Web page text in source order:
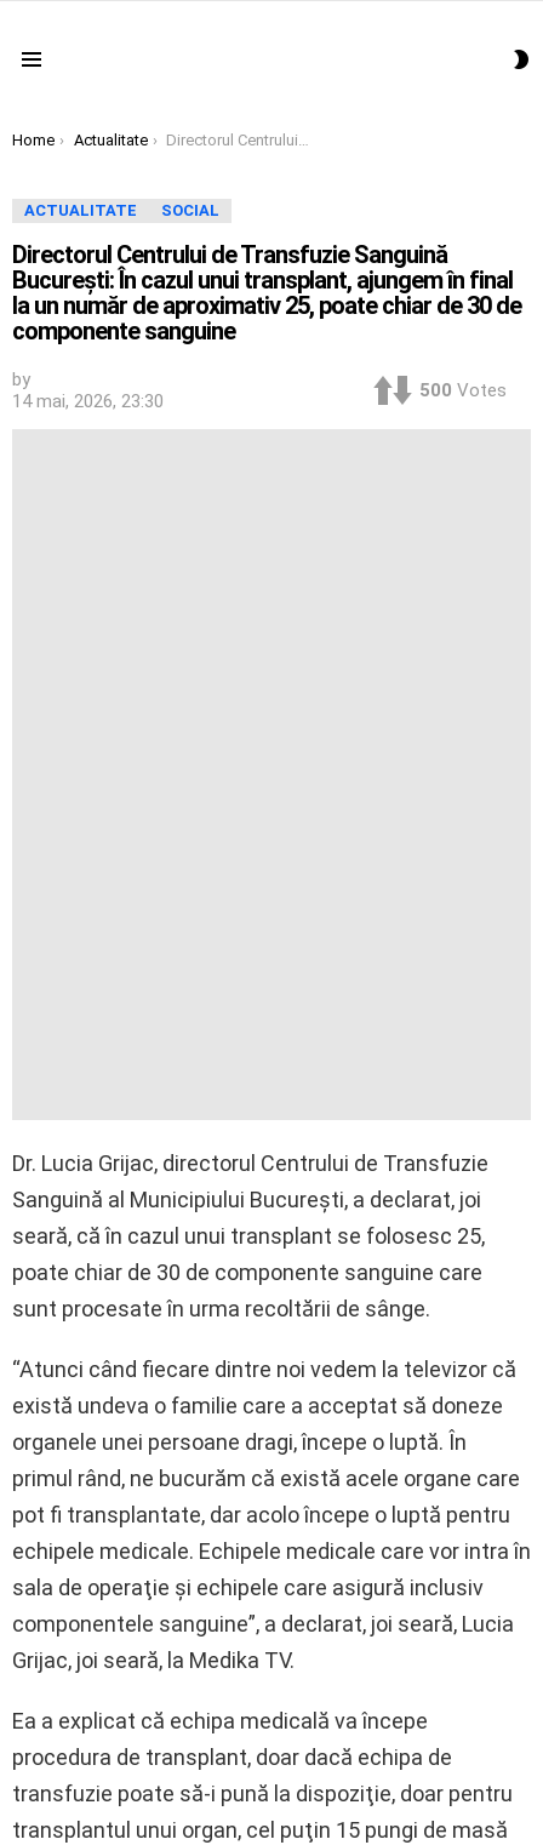
You are here:
Home Actualitate Directorul Centrului de Transfuzie Sanguină Bucureşti: În cazul unui transplant, ajungem în final la un număr de aproximativ 25, poate chiar de 30 de componente sanguine
ACTUALITATE SOCIAL
Directorul Centrului de Transfuzie Sanguină
Bucureşti: În cazul unui transplant, ajungem în final
la un număr de aproximativ 25, poate chiar de 30 de
componente sanguine
by
14 mai, 2026, 23:30
500 Votes
Dr. Lucia Grijac, directorul Centrului de Transfuzie
Sanguină al Municipiului Bucureşti, a declarat, joi
seară, că în cazul unui transplant se folosesc 25,
poate chiar de 30 de componente sanguine care
sunt procesate în urma recoltării de sânge.
“Atunci când fiecare dintre noi vedem la televizor că
există undeva o familie care a acceptat să doneze
organele unei persoane dragi, începe o luptă. În
primul rând, ne bucurăm că există acele organe care
pot fi transplantate, dar acolo începe o luptă pentru
echipele medicale. Echipele medicale care vor intra în
sala de operaţie şi echipele care asigură inclusiv
componentele sanguine”, a declarat, joi seară, Lucia
Grijac, joi seară, la Medika TV.
Ea a explicat că echipa medicală va începe
procedura de transplant, doar dacă echipa de
transfuzie poate să-i pună la dispoziţie, doar pentru
transplantul unui organ, cel puţin 15 pungi de masă